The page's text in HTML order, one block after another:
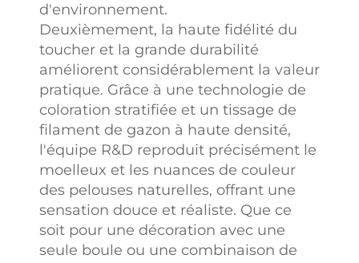
d'environnement.
Deuxièmement, la haute fidélité du
toucher et la grande durabilité
améliorent considérablement la valeur
pratique. Grâce à une technologie de
coloration stratifiée et un tissage de
filament de gazon à haute densité,
l'équipe R&D reproduit précisément le
moelleux et les nuances de couleur
des pelouses naturelles, offrant une
sensation douce et réaliste. Que ce
soit pour une décoration avec une
seule boule ou une combinaison de